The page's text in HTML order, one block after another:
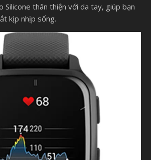
Silicone thân thiện với da tay, giúp bạn
kịp nhịp sống.